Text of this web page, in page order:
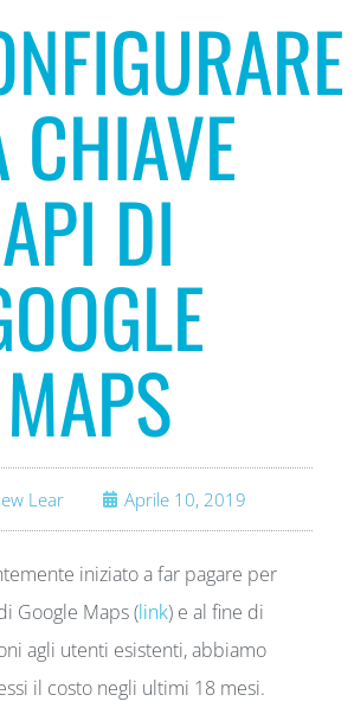
CHIAVE
API DI
MAPS
Lear Aprile 10, 2019
iniziato a far pagare per
Google Maps (link) e al fine di
agli utenti esistenti, abbiamo
il costo negli ultimi 18 mesi.